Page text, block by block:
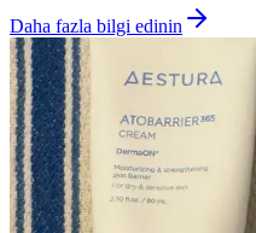
Daha fazla bilgi edinin